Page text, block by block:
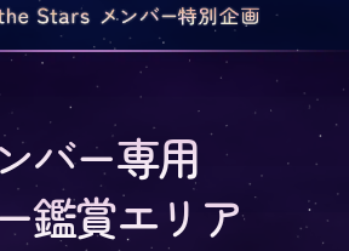
バー専用
鑑賞エリア